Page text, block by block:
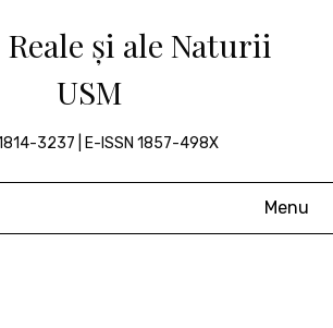
și ale Naturii
USM
1814-3237 | E-ISSN 1857-498X
Menu